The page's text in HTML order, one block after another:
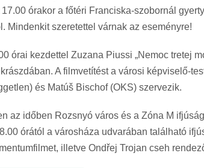
órakor a főtéri Franciska-szobornál
Mindenkit szeretettel várnak az eseményre!
órai kezdettel Zuzana Piussi „Nemoc tretej
A filmvetítést a városi képviselő-
és Matúš Bischof (OKS) szervezik.
az időben Rozsnyó város és a Zóna M
órától a városháza udvarában található
illetve Ondřej Trojan cseh